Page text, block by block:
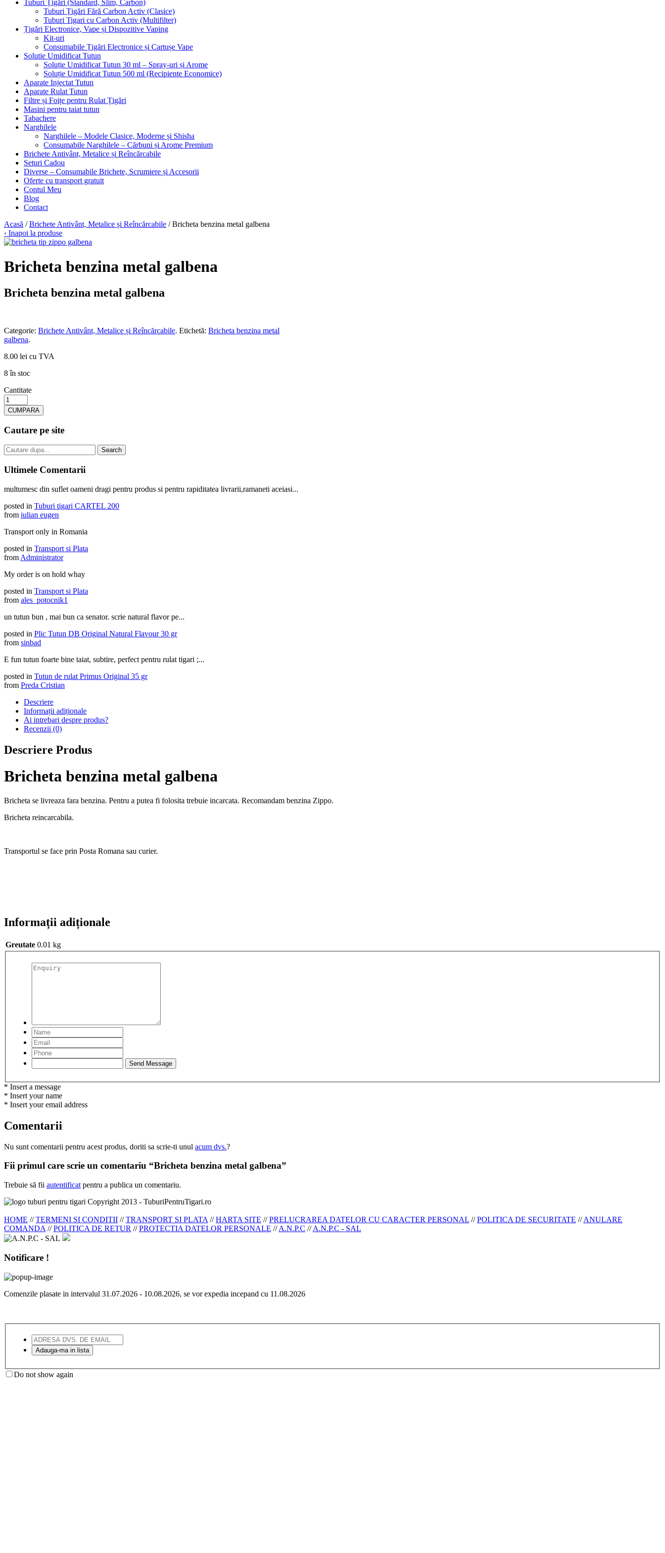
Tuburi Țigări (Standard, Slim, Carbon)
Tuburi Țigări Fără Carbon Activ (Clasice)
Tuburi Tigari cu Carbon Activ (Multifilter)
Țigări Electronice, Vape și Dispozitive Vaping
Kit-uri
Consumabile Țigări Electronice și Cartușe Vape
Solutie Umidificat Tutun
Soluție Umidificat Tutun 30 ml – Spray-uri și Arome
Soluție Umidificat Tutun 500 ml (Recipiente Economice)
Aparate Injectat Tutun
Aparate Rulat Tutun
Filtre și Foițe pentru Rulat Țigări
Masini pentru taiat tutun
Tabachere
Narghilele
Narghilele – Modele Clasice, Moderne și Shisha
Consumabile Narghilele – Cărbuni și Arome Premium
Brichete Antivânt, Metalice și Reîncărcabile
Seturi Cadou
Diverse – Consumabile Brichete, Scrumiere și Accesorii
Oferte cu transport gratuit
Contul Meu
Blog
Contact
Acasă /Brichete Antivânt, Metalice și Reîncărcabile / Bricheta benzina metal galbena
‹ Inapoi la produse
Bricheta benzina metal galbena
Bricheta benzina metal galbena
Categorie: Brichete Antivânt, Metalice și Reîncărcabile. Etichetă: Bricheta benzina metal
galbena.
8.00 lei cu TVA
8 în stoc
Cantitate
CUMPARA
Cautare pe site
Ultimele Comentarii
multumesc din suflet oameni dragi pentru produs si pentru rapiditatea livrarii,ramaneti aceiasi...
posted in Tuburi tigari CARTEL 200
from iulian eugen
Transport only in Romania
posted in Transport si Plata
from Administrator
My order is on hold whay
posted in Transport si Plata
from ales_potocnik1
un tutun bun , mai bun ca senator. scrie natural flavor pe...
posted in Plic Tutun DB Original Natural Flavour 30 gr
from sinbad
E fun tutun foarte bine taiat, subtire, perfect pentru rulat tigari ;...
posted in Tutun de rulat Primus Original 35 gr
from Preda Cristian
Descriere
Informații adiționale
Ai intrebari despre produs?
Recenzii (0)
Descriere Produs
Bricheta benzina metal galbena
Bricheta se livreaza fara benzina. Pentru a putea fi folosita trebuie incarcata. Recomandam benzina Zippo.
Bricheta reincarcabila.
Transportul se face prin Posta Romana sau curier.
Informații adiționale
Greutate 0.01 kg
* Insert a message
* Insert your name
* Insert your email address
Comentarii
Nu sunt comentarii pentru acest produs, doriti sa scrie-ti unul acum dvs.?
Fii primul care scrie un comentariu “Bricheta benzina metal galbena”
Trebuie să fii autentificat pentru a publica un comentariu.
Copyright 2013 - TuburiPentruTigari.ro
HOME //TERMENI SI CONDITII //TRANSPORT SI PLATA //HARTA SITE //PRELUCRAREA DATELOR CU CARACTER PERSONAL //POLITICA DE SECURITATE //ANULARE
COMANDA //POLITICA DE RETUR //PROTECTIA DATELOR PERSONALE //A.N.P.C //A.N.P.C - SAL
Notificare !
Comenzile plasate in intervalul 31.07.2026 - 10.08.2026, se vor expedia incepand cu 11.08.2026
Do not show again